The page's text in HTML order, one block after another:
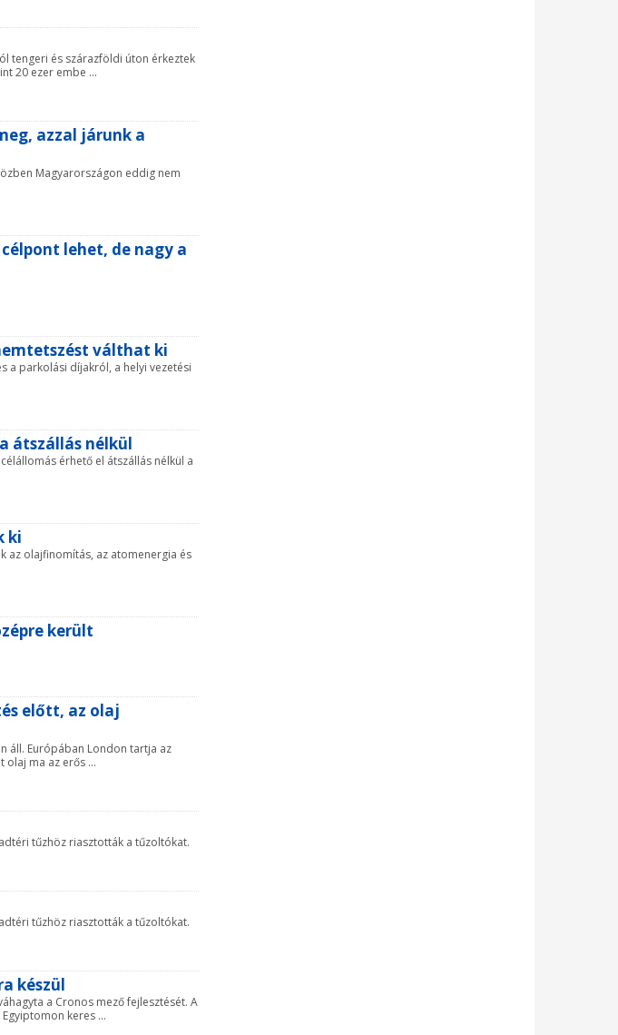
tengeri és szárazföldi úton érkeztek
20 ezer embe ...
azzal járunk a
Magyarországon eddig nem
lehet, de nagy a
válthat ki
a parkolási díjakról, a helyi vezetési
átszállás nélkül
érhető el átszállás nélkül a
ki
az olajfinomítás, az atomenergia és
került
előtt, az olaj
áll. Európában London tartja az
olaj ma az erős ...
tűzhöz riasztották a tűzoltókat.
tűzhöz riasztották a tűzoltókat.
készül
a Cronos mező fejlesztését. A
keres ...